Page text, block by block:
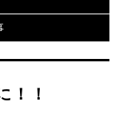
！